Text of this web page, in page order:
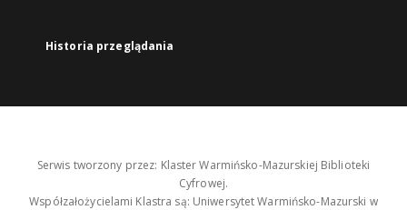
Historia przeglądania
Serwis tworzony przez: Klaster Warmińsko-Mazurskiej Biblioteki
Cyfrowej.
Współzałożycielami Klastra są: Uniwersytet Warmińsko-Mazurski w